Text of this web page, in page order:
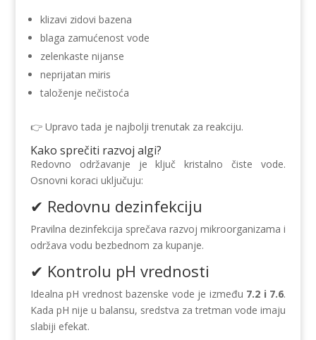
klizavi zidovi bazena
blaga zamućenost vode
zelenkaste nijanse
neprijatan miris
taloženje nečistoća
👉 Upravo tada je najbolji trenutak za reakciju.
Kako sprečiti razvoj algi?
Redovno održavanje je ključ kristalno čiste vode.
Osnovni koraci uključuju:
✔ Redovnu dezinfekciju
Pravilna dezinfekcija sprečava razvoj mikroorganizama i
održava vodu bezbednom za kupanje.
✔ Kontrolu pH vrednosti
Idealna pH vrednost bazenske vode je između 7.2 i 7.6.
Kada pH nije u balansu, sredstva za tretman vode imaju
slabiji efekat.